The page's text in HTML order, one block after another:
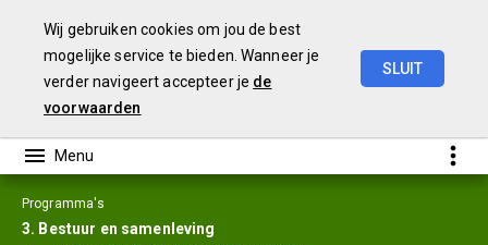
Wij gebruiken cookies om jou de best
mogelijke service te bieden. Wanneer je
verder navigeert accepteer je de
voorwaarden
SLUIT
Programma's
3. Bestuur en samenleving